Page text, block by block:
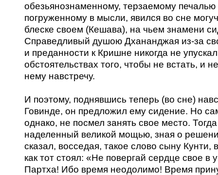
обезьянознаменному, терзаемому печалью
погруженному в мысли, явился во сне
блеске своем (Кешава), на чьем знамени
Справедливый душою Дхананджая из-за
и преданности к Кришне никогда не
обстоятельствах того, чтобы не встать, и
нему навстречу.
И поэтому, поднявшись теперь (во сне)
Говинде, он предложил ему сидение. Но
однако, не посмел занять свое место.
наделенный великой мощью, зная о
сказал, восседая, такое слово сыну Кунти,
как тот стоял: «Не повергай сердце свое в
Партха! Ибо время неодолимо! Время